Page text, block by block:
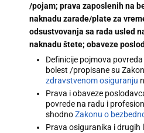
/pojam; prava zaposlenih na
naknadu zarade/plate za
odsustvovanja sa rada usled
naknadu štete; obaveze
Definicije pojmova
bolest /propisane su
zdravstvenom osiguranju
Prava i obaveze
povrede na radu i
shodnoZakonu o
Prava osiguranika i drugih